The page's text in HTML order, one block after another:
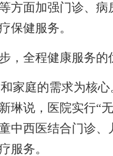
方面加强门诊、
保健服务。
全程健康服务的
庭的需求为核心
琳说，医院实行“
中西医结合门诊
服务。